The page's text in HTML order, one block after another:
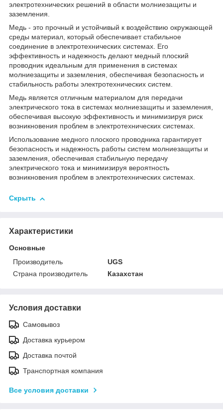
электротехнических решений в области молниезащиты и
заземления.
Медь - это прочный и устойчивый к воздействию окружающей
среды материал, который обеспечивает стабильное
соединение в электротехнических системах. Его
эффективность и надежность делают медный плоский
проводник идеальным для применения в системах
молниезащиты и заземления, обеспечивая безопасность и
стабильность работы электротехнических систем.
Медь является отличным материалом для передачи
электрического тока в системах молниезащиты и заземления,
обеспечивая высокую эффективность и минимизируя риск
возникновения проблем в электротехнических системах.
Использование медного плоского проводника гарантирует
безопасность и надежность работы систем молниезащиты и
заземления, обеспечивая стабильную передачу
электрического тока и минимизируя вероятность
возникновения проблем в электротехнических системах.
Скрыть
Характеристики
Основные
Производитель
UGS
Страна производитель
Казахстан
Условия доставки
Самовывоз
Доставка курьером
Доставка почтой
Транспортная компания
Все условия доставки